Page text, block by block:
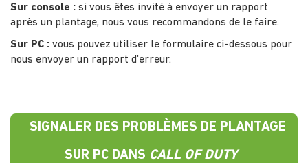
Sur console : si vous êtes invité à envoyer un rapport
après un plantage, nous vous recommandons de le faire.
Sur PC : vous pouvez utiliser le formulaire ci-dessous pour
nous envoyer un rapport d'erreur.
SIGNALER DES PROBLÈMES DE PLANTAGE
SUR PC DANS CALL OF DUTY